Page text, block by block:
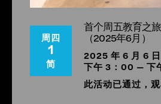
2024年洛克威电影节、2024年由
的布鲁克林音乐学院黑人反美学回
家园她曾与 Save Art Space
目，该项目由 Zehra Zehra 和 Kilo
2024 年海地雅克梅勒贫民窟双年
麻省理工学院世界化项目，开展了
周四
1
简
首个周五教育之
（2025年6月）
2025 年 6 月 6 日
下午 3：00 — 下
此活动已通过，